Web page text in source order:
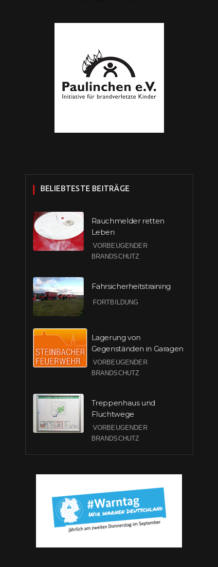
BELIEBTESTE BEITRÄGE
Rauchmelder retten
Leben
VORBEUGENDER
BRANDSCHUTZ
Fahrsicherheitstraining
FORTBILDUNG
Lagerung von
Gegenständen in Garagen
VORBEUGENDER
BRANDSCHUTZ
Treppenhaus und
Fluchtwege
VORBEUGENDER
BRANDSCHUTZ